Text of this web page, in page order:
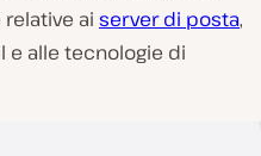
ai server di posta,
e alle tecnologie di